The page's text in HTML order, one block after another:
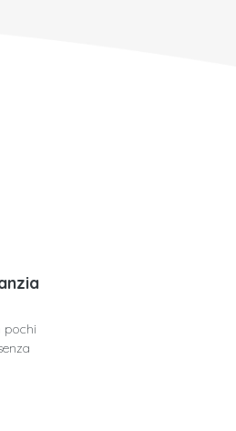
pochi